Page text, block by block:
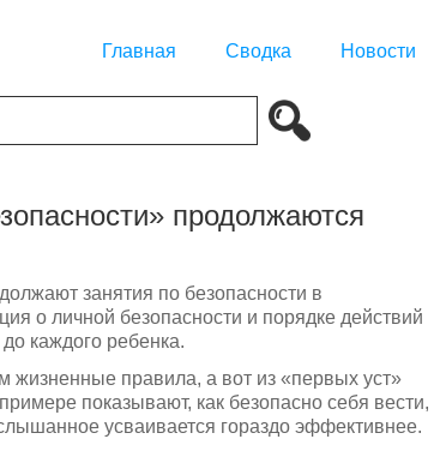
Главная Сводка Новости
продолжаются
занятия по безопасности в
о личной безопасности и порядке действий
каждого ребенка.
жизненные правила, а вот из «первых уст»
показывают, как безопасно себя вести,
усваивается гораздо эффективнее.